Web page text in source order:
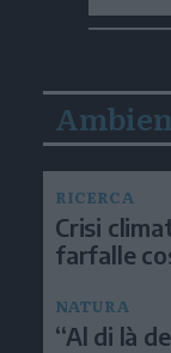
RICERCA
Crisi
farfalle
NATURA
“Al di là